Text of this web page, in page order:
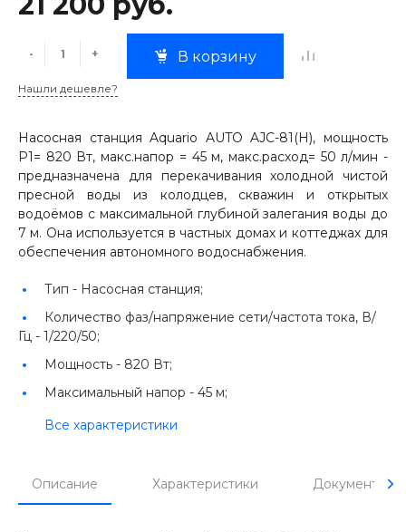
- + В корзину
Нашли дешевле?
Насосная станция Aquario AUTO AJC-81(H), мощность
P1= 820 Вт, макс.напор = 45 м, макс.расход= 50 л/мин -
предназначена для перекачивания холодной чистой
пресной воды из колодцев, скважин и открытых
водоёмов с максимальной глубиной залегания воды до
7 м. Она используется в частных домах и коттеджах для
обеспечения автономного водоснабжения.
Тип - Насосная станция;
Количество фаз/напряжение сети/частота тока, В/
Гц - 1/220/50;
Мощность - 820 Вт;
Максимальный напор - 45 м;
Все характеристики
Описание Характеристики Документы